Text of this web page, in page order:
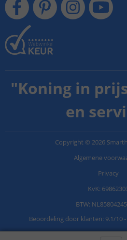
"Koning in
en
Copyright © 2026
Algemene
Privacy
KvK:
BTW:
Beoordeling door klanten: 9.1/10-